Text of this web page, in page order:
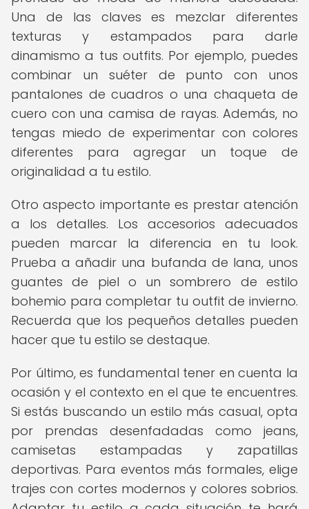
Una de las claves es mezclar diferentes
texturas y estampados para darle
dinamismo a tus outfits. Por ejemplo, puedes
combinar un suéter de punto con unos
pantalones de cuadros o una chaqueta de
cuero con una camisa de rayas. Además, no
tengas miedo de experimentar con colores
diferentes para agregar un toque de
originalidad a tu estilo.
Otro aspecto importante es prestar atención
a los detalles. Los accesorios adecuados
pueden marcar la diferencia en tu look.
Prueba a añadir una bufanda de lana, unos
guantes de piel o un sombrero de estilo
bohemio para completar tu outfit de invierno.
Recuerda que los pequeños detalles pueden
hacer que tu estilo se destaque.
Por último, es fundamental tener en cuenta la
ocasión y el contexto en el que te encuentres.
Si estás buscando un estilo más casual, opta
por prendas desenfadadas como jeans,
camisetas estampadas y zapatillas
deportivas. Para eventos más formales, elige
trajes con cortes modernos y colores sobrios.